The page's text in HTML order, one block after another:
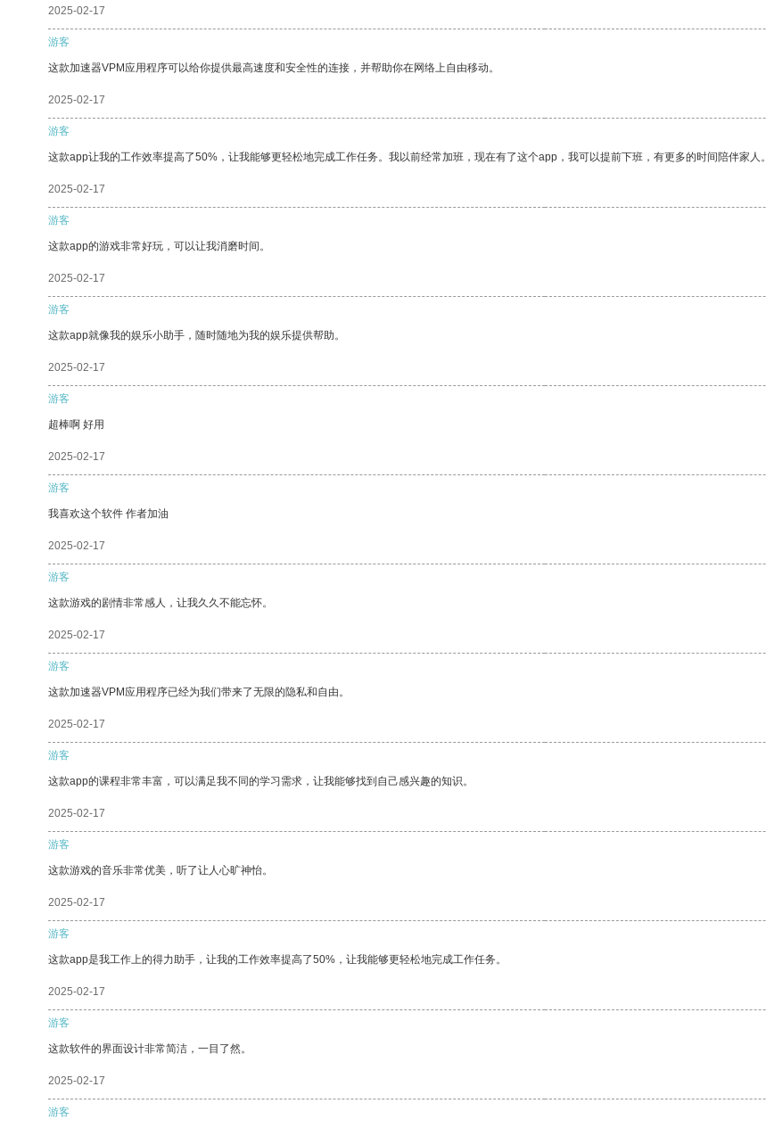
2025-02-17
游客
这款加速器VPM应用程序可以给你提供最高速度和安全性的连接，并帮助你在网络上自由移动。
2025-02-17
游客
这款app让我的工作效率提高了50%，让我能够更轻松地完成工作任务。我以前经常加班，现在有了这个app，我可以提前下班，有更多的时间陪伴家人。
2025-02-17
游客
这款app的游戏非常好玩，可以让我消磨时间。
2025-02-17
游客
这款app就像我的娱乐小助手，随时随地为我的娱乐提供帮助。
2025-02-17
游客
超棒啊 好用
2025-02-17
游客
我喜欢这个软件 作者加油
2025-02-17
游客
这款游戏的剧情非常感人，让我久久不能忘怀。
2025-02-17
游客
这款加速器VPM应用程序已经为我们带来了无限的隐私和自由。
2025-02-17
游客
这款app的课程非常丰富，可以满足我不同的学习需求，让我能够找到自己感兴趣的知识。
2025-02-17
游客
这款游戏的音乐非常优美，听了让人心旷神怡。
2025-02-17
游客
这款app是我工作上的得力助手，让我的工作效率提高了50%，让我能够更轻松地完成工作任务。
2025-02-17
游客
这款软件的界面设计非常简洁，一目了然。
2025-02-17
游客